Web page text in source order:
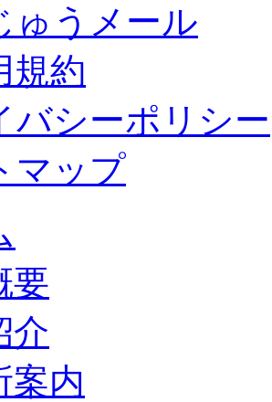
ゅうメール
規約
バシーポリシー
マップ
要
介
案内